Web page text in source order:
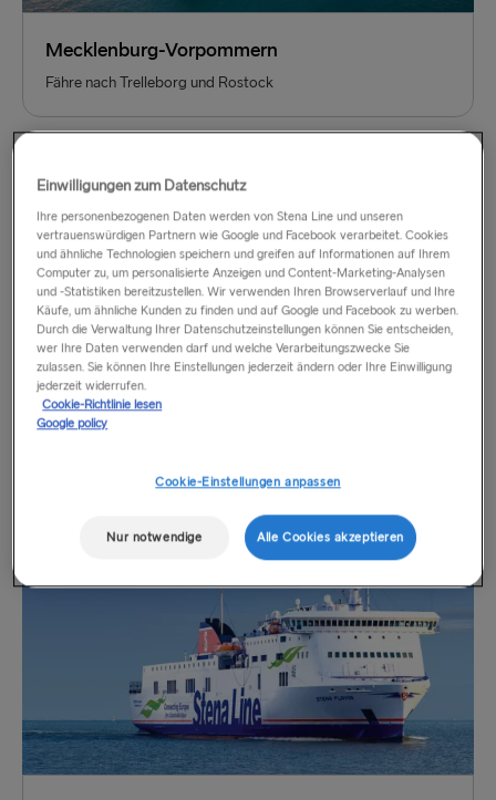
Mecklenburg-Vorpommern
Fähre nach Trelleborg und Rostock
Skåne
Einwilligungen zum Datenschutz
Ihre personenbezogenen Daten werden von Stena Line und unseren
vertrauenswürdigen Partnern wie Google und Facebook verarbeitet. Cookies
und ähnliche Technologien speichern und greifen auf Informationen auf Ihrem
Computer zu, um personalisierte Anzeigen und Content-Marketing-Analysen
und -Statistiken bereitzustellen. Wir verwenden Ihren Browserverlauf und Ihre
Käufe, um ähnliche Kunden zu finden und auf Google und Facebook zu werben.
Durch die Verwaltung Ihrer Datenschutzeinstellungen können Sie entscheiden,
wer Ihre Daten verwenden darf und welche Verarbeitungszwecke Sie
zulassen. Sie können Ihre Einstellungen jederzeit ändern oder Ihre Einwilligung
jederzeit widerrufen.
Cookie-Richtlinie lesen
Google policy
Cookie-Einstellungen anpassen
Nur notwendige Alle Cookies akzeptieren